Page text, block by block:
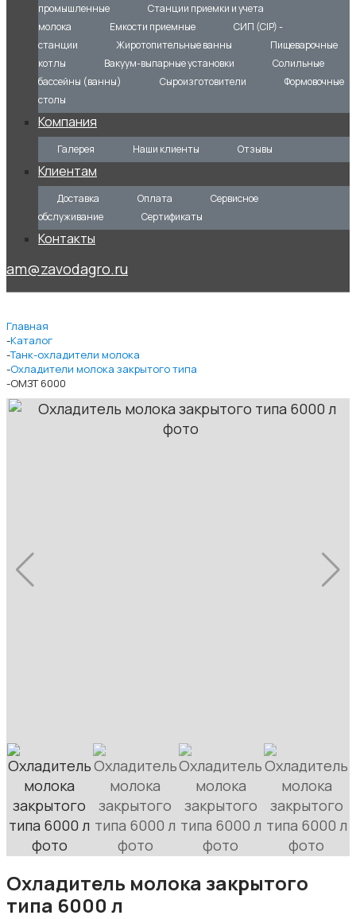
промышленные
Станции приемки и учета
молока
Емкости приемные
СИП (CIP) -
станции
Жиротопительные ванны
Пищеварочные
котлы
Вакуум-выпарные установки
Солильные
бассейны (ванны)
Сыроизготовители
Формовочные
столы
Компания
Галерея Наши клиенты Отзывы
Клиентам
Доставка Оплата
Сервисное
обслуживание
Сертификаты
Контакты
am@zavodagro.ru
Главная
Каталог
Танк-охладители молока
Охладители молока закрытого типа
ОМЗТ 6000
Охладитель молока закрытого
типа 6000 л